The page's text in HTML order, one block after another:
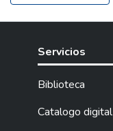
Servicios
Biblioteca
Catalogo digital